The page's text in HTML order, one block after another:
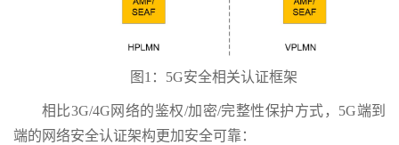
图1：5G安全相关认证框架
相比3G/4G网络的鉴权/加密/完整性保护方式，5G端到
端的网络安全认证架构更加安全可靠：